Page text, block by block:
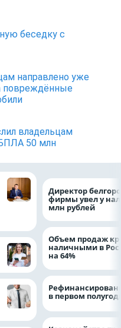
беседку с
направлено уже
повреждённые
владельцам
50 млн
Директор
фирмы увел у
млн рублей
Объем продаж
наличными в
на 64%
в первом